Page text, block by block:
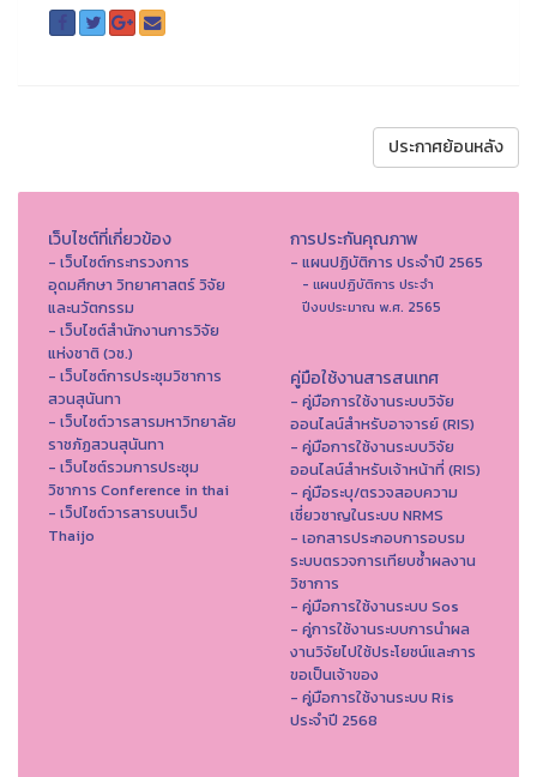
ประกาศย้อนหลัง
เว็บไซต์ที่เกี่ยวข้อง
- เว็บไซต์กระทรวงการ
อุดมศึกษา วิทยาศาสตร์ วิจัย
และนวัตกรรม
- เว็บไซต์สำนักงานการวิจัย
แห่งชาติ (วช.)
- เว็บไซต์การประชุมวิชาการ
สวนสุนันทา
- เว็บไซต์วารสารมหาวิทยาลัย
ราชภัฏสวนสุนันทา
- เว็บไซต์รวมการประชุม
วิชาการ Conference in thai
- เว็ปไซต์วารสารบนเว็ป
Thaijo
การประกันคุณภาพ
- แผนปฏิบัติการ ประจำปี 2565
- แผนปฏิบัติการ ประจำ
ปีงบประมาณ พ.ศ. 2565
คู่มือใช้งานสารสนเทศ
- คู่มือการใช้งานระบบวิจัย
ออนไลน์สำหรับอาจารย์ (RIS)
- คู่มือการใช้งานระบบวิจัย
ออนไลน์สำหรับเจ้าหน้าที่ (RIS)
- คู่มือระบุ/ตรวจสอบความ
เชี่ยวชาญในระบบ NRMS
- เอกสารประกอบการอบรม
ระบบตรวจการเทียบซ้ำผลงาน
วิชาการ
- คู่มือการใช้งานระบบ Sos
- คู่การใช้งานระบบการนำผล
งานวิจัยไปใช้ประโยชน์และการ
ขอเป็นเจ้าของ
- คู่มือการใช้งานระบบ Ris
ประจำปี 2568